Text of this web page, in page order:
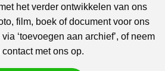
het verder ontwikkelen van ons
film, boek of document voor ons
‘toevoegen aan archief’, of neem
met ons op.